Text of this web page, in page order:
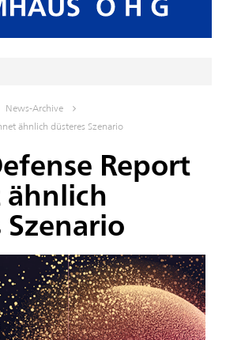
News-Archive
ähnlich düsteres Szenario
Report
ähnlich